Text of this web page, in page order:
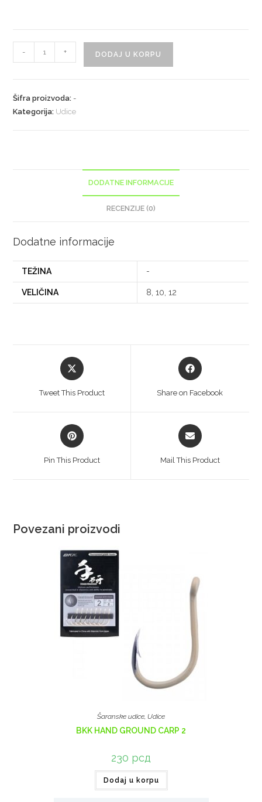
- + DODAJ U KORPU
Šifra proizvoda: -
Kategorija: Udice
DODATNE INFORMACIJE
RECENZIJE (0)
Dodatne informacije
TEŽINA -
VELIČINA 8, 10, 12
Tweet This Product Share on Facebook
Pin This Product Mail This Product
Povezani proizvodi
Šaranske udice, Udice
BKK HAND GROUND CARP 2
230 рсд
Dodaj u korpu